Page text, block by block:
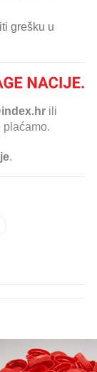
grešku u
ili
plaćamo.
.